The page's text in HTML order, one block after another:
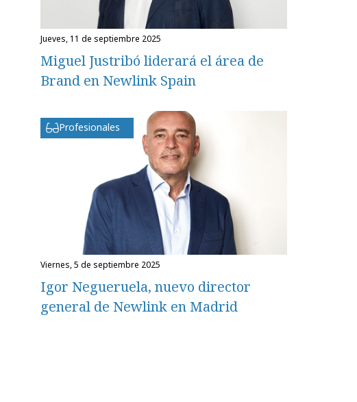
jueves, 11 de septiembre 2025
Miguel Justribó liderará el área de
Brand en Newlink Spain
Profesionales
viernes, 5 de septiembre 2025
Igor Negueruela, nuevo director
general de Newlink en Madrid